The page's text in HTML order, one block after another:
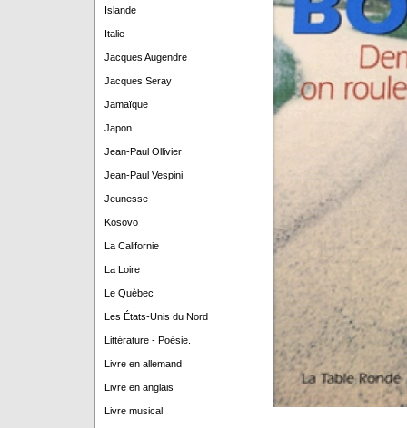
Islande
Italie
Jacques Augendre
Jacques Seray
Jamaïque
Japon
Jean-Paul Ollivier
Jean-Paul Vespini
Jeunesse
Kosovo
La Californie
La Loire
Le Quèbec
Les États-Unis du Nord
Littérature - Poésie.
Livre en allemand
Livre en anglais
Livre musical